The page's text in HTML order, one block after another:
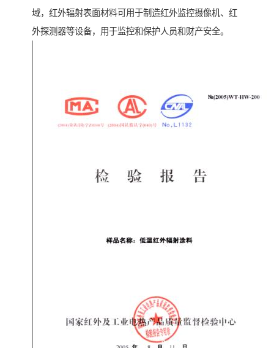
域，红外辐射表面材料可用于制造红外监控摄像机、红
外探测器等设备，用于监控和保护人员和财产安全。